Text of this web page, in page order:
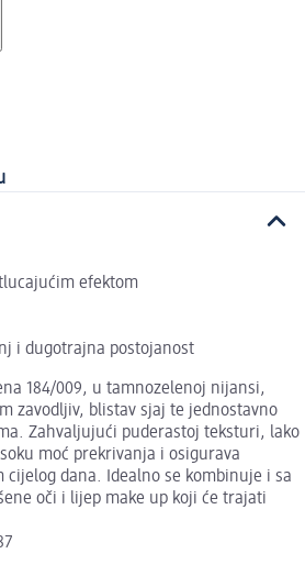
efektom
i dugotrajna postojanost
184/009, u tamnozelenoj nijansi,
zavodljiv, blistav sjaj te jednostavno
Zahvaljujući puderastoj teksturi, lako
moć prekrivanja i osigurava
cijelog dana. Idealno se kombinuje i sa
oči i lijep make up koji će trajati